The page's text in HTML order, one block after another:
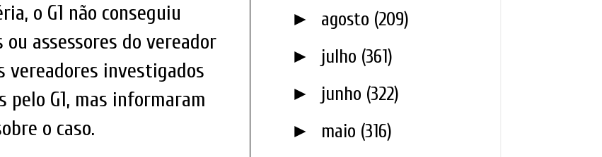
o G1 não conseguiu
assessores do vereador
vereadores investigados
pelo G1, mas informaram
o caso.
► agosto (209)
► julho (361)
► junho (322)
► maio (316)